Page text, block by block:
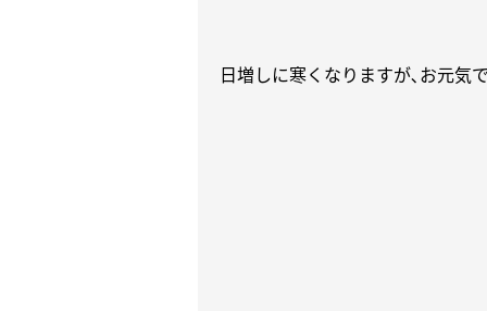
日増しに寒くなりますが､お元気